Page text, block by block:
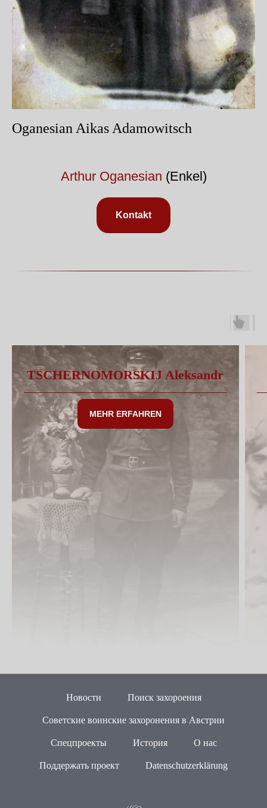
Oganesian Aikas Adamowitsch
Arthur Oganesian (Enkel)
Kontakt
TSCHERNOMORSKIJ Aleksandr
MEHR ERFAHREN
Новости Поиск захороения
Советские воинские захоронения в Австрии
Спецпроекты История О нас
Поддержать проект Datenschutzerklärung